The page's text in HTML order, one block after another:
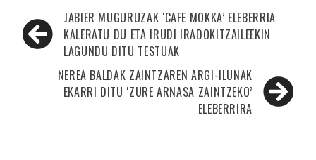
Bidalketetan
zehar
nabigatu
JABIER MUGURUZAK ‘CAFE MOKKA’ ELEBERRIA
KALERATU DU ETA IRUDI IRADOKITZAILEEKIN
LAGUNDU DITU TESTUAK
NEREA BALDAK ZAINTZAREN ARGI-ILUNAK
EKARRI DITU ‘ZURE ARNASA ZAINTZEKO’
ELEBERRIRA